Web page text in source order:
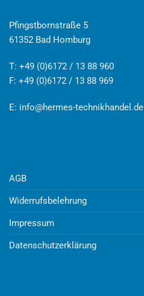
Pfingstbornstraße 5
61352 Bad Homburg
T: +49 (0)6172 / 13 88 960
F: +49 (0)6172 / 13 88 969
E: info@hermes-technikhandel.de
AGB
Widerrufsbelehrung
Impressum
Datenschutzerklärung